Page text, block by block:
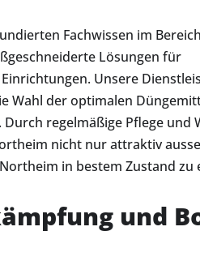
Fachwissen im
Lösungen für
Unsere
Wahl der optimalen
regelmäßige Pflege und
nicht nur attraktiv
in bestem Zustand zu
und